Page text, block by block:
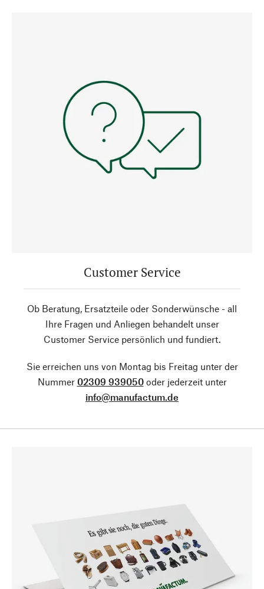
Customer Service
Ob Beratung, Ersatzteile oder Sonderwünsche - all
Ihre Fragen und Anliegen behandelt unser
Customer Service persönlich und fundiert.
Sie erreichen uns von Montag bis Freitag unter der
Nummer 02309 939050oder jederzeit unter
info@manufactum.de